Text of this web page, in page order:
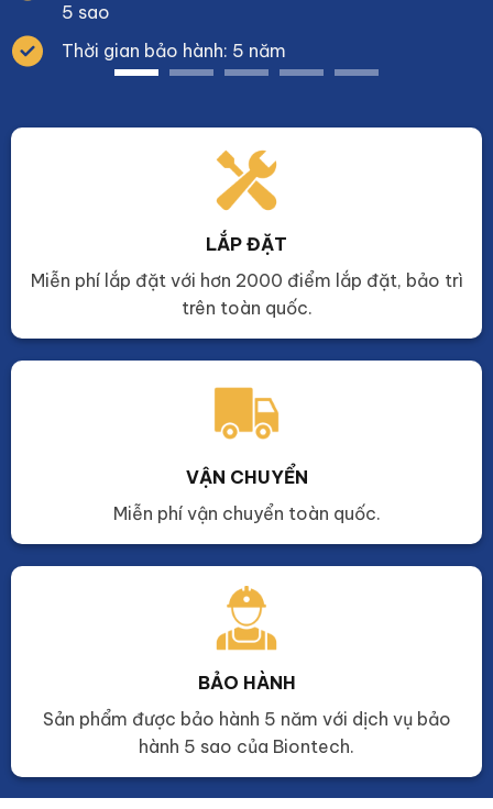
5 sao
Thời gian bảo hành: 5 năm
LẮP ĐẶT
Miễn phí lắp đặt với hơn 2000 điểm lắp đặt, bảo trì
trên toàn quốc.
VẬN CHUYỂN
Miễn phí vận chuyển toàn quốc.
BẢO HÀNH
Sản phẩm được bảo hành 5 năm với dịch vụ bảo
hành 5 sao của Biontech.